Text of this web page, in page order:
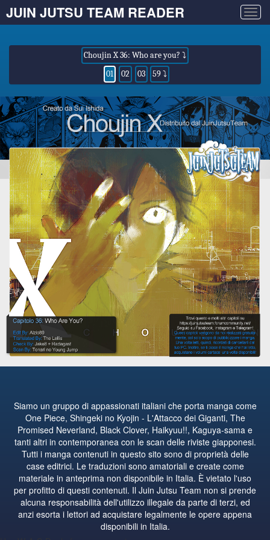
JUIN JUTSU TEAM READER
Choujin X 36: Who are you? ⤵
01
02 03 59 ⤵
Siamo un gruppo di appassionati italiani che porta manga come
One Piece, Shingeki no Kyojin - L'Attacco dei Giganti, The
Promised Neverland, Black Clover, Haikyuu!!, Kaguya-sama e
tanti altri in contemporanea con le scan delle riviste giapponesi.
Tutti i manga contenuti in questo sito sono di proprietà delle
case editrici. Le traduzioni sono amatoriali e create come
materiale in anteprima non disponibile in Italia. È vietato l'uso
per profitto di questi contenuti. Il Juin Jutsu Team non si prende
alcuna responsabilità dell'utilizzo illegale da parte di terzi, ed
anzi esorta i lettori ad acquistare legalmente le opere appena
disponibili in Italia.